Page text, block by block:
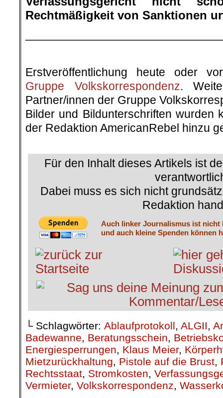
Rechtmäßigkeit von Sanktionen
Erstveröffentlichung heute oder
Gruppe Volkskorrespondenz.
Partner/innen der Gruppe
Bilder und Bildunterschriften wurden
der Redaktion AmericanRebel hinzu
Für den Inhalt dieses Artikels ist
Dabei muss es sich nicht
Redaktion
Auch linker Journalismus ist nicht
und auch kleine Spenden können
└ Schlagwörter: Ablaufprotokoll, ALGII,
Badewanne, Beratungsschein,
Energiesperrungen, Klaus Meier,
Mietzurückhaltung, Pistole auf die Brust,
Rechtsstaat, Stromkosten,
Vermieter, Volkskorrespondenz,